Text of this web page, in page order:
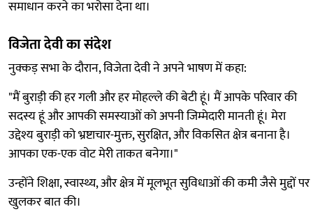
समाधान करने का भरोसा देना था।
विजेता देवी का संदेश
नुक्कड़ सभा के दौरान, विजेता देवी ने अपने भाषण में कहा:
"मैं बुराड़ी की हर गली और हर मोहल्ले की बेटी हूं। मैं आपके परिवार की
सदस्य हूं और आपकी समस्याओं को अपनी जिम्मेदारी मानती हूं। मेरा
उद्देश्य बुराड़ी को भ्रष्टाचार-मुक्त, सुरक्षित, और विकसित क्षेत्र बनाना है।
आपका एक-एक वोट मेरी ताकत बनेगा।"
उन्होंने शिक्षा, स्वास्थ्य, और क्षेत्र में मूलभूत सुविधाओं की कमी जैसे मुद्दों पर
खुलकर बात की।